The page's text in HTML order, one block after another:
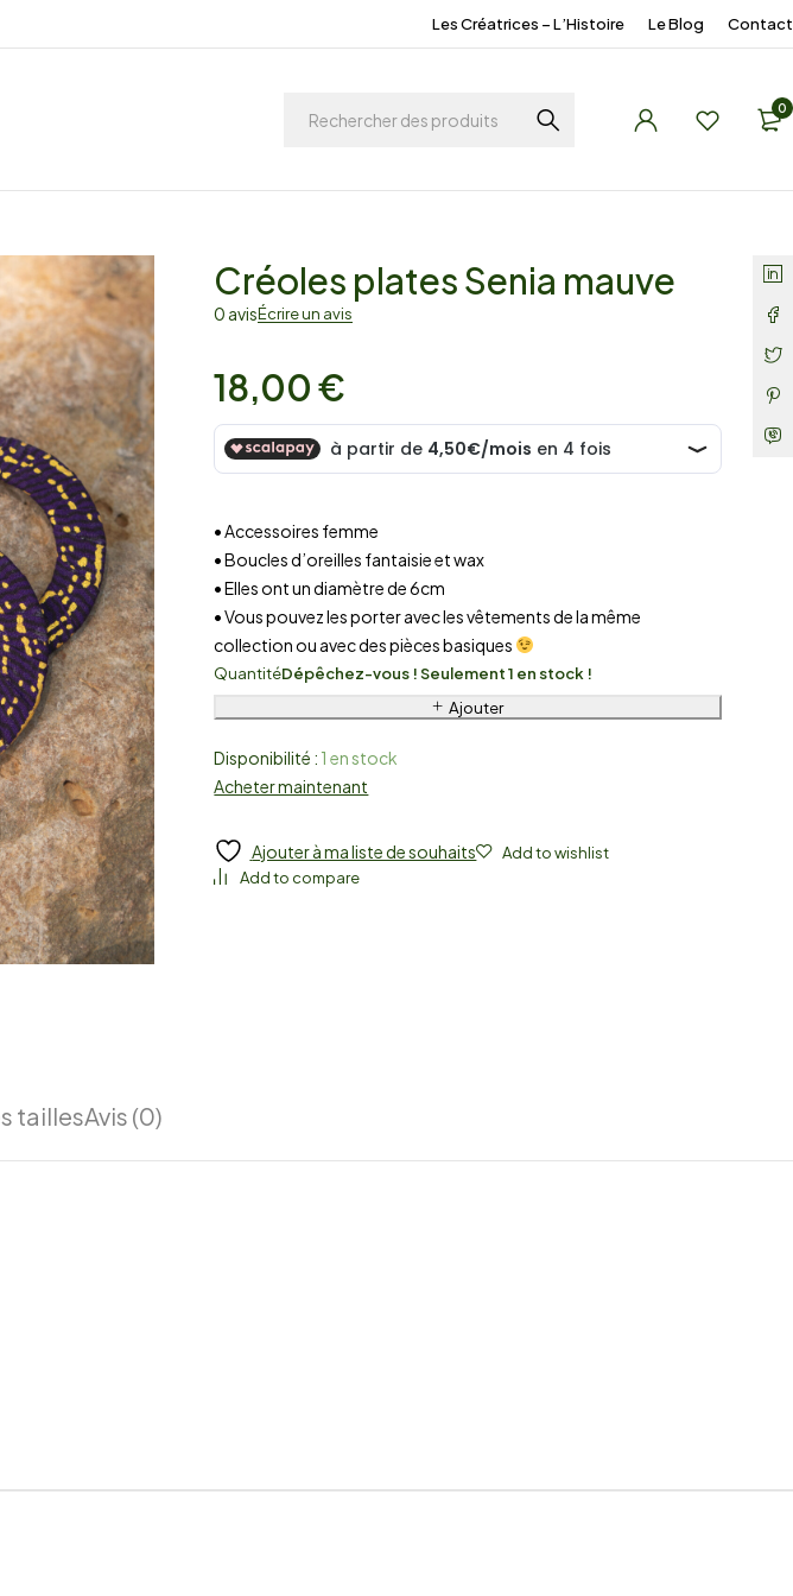
Les Créatrices – L’Histoire Le Blog Contact
0
Créoles plates Senia mauve
0 avisÉcrire un avis
18,00€
• Accessoires femme
• Boucles d’oreilles fantaisie et wax
• Elles ont un diamètre de 6cm
• Vous pouvez les porter avec les vêtements de la même
collection ou avec des pièces basiques
QuantitéDépêchez-vous ! Seulement 1 en stock !
Ajouter
Disponibilité : 1 en stock
Acheter maintenant
Ajouter à ma liste de souhaits
taillesAvis (0)